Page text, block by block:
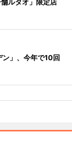
舗ルタオ」限定店
」、今年で10回